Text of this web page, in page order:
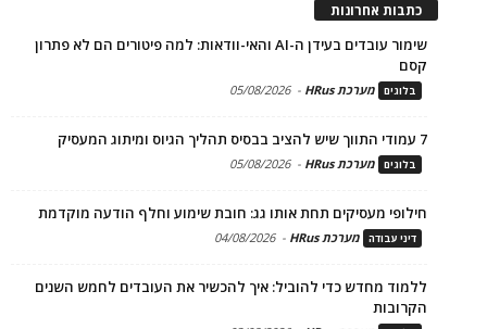
כתבות אחרונות
שימור עובדים בעידן ה-AI והאי-וודאות: למה פיטורים הם לא פתרון
קסם
בלוגים מערכת HRus -
05/08/2026
7 עמודי התווך שיש להציב בבסיס תהליך הגיוס ומיתוג המעסיק
בלוגים מערכת HRus -
05/08/2026
חילופי מעסיקים תחת אותו גג: חובת שימוע וחלף הודעה מוקדמת
דיני עבודה מערכת HRus -
04/08/2026
ללמוד מחדש כדי להוביל: איך להכשיר את העובדים לחמש השנים
הקרובות